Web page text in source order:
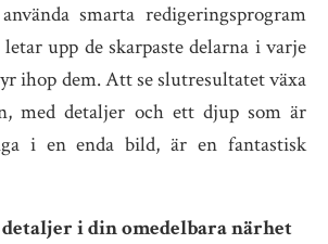
smarta redigeringsprogram
upp de skarpaste delarna i varje
ihop dem. Att se slutresultatet växa
med detaljer och ett djup som är
i en enda bild, är en fantastisk
i din omedelbara närhet